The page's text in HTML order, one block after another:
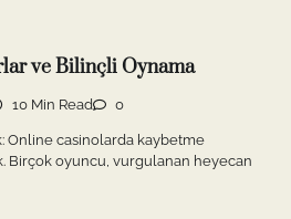
ve Bilinçli Oynama
10 Min Read 0
Online casinolarda kaybetme
Birçok oyuncu, vurgulanan heyecan